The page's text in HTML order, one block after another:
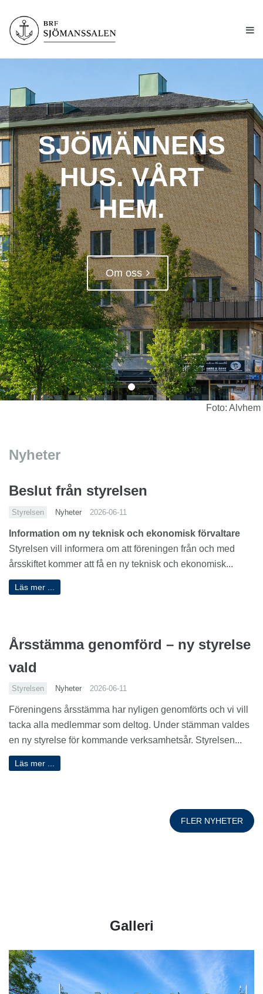
SJÖMÄNNENS
HUS. VÅRT
HEM.
Om oss
Foto: Alvhem
Nyheter
Beslut från styrelsen
Styrelsen Nyheter 2026-06-11
Information om ny teknisk och ekonomisk förvaltare
Styrelsen vill informera om att föreningen från och med
årsskiftet kommer att få en ny teknisk och ekonomisk...
Läs mer ...
Årsstämma genomförd – ny styrelse
vald
Styrelsen Nyheter 2026-06-11
Föreningens årsstämma har nyligen genomförts och vi vill
tacka alla medlemmar som deltog. Under stämman valdes
en ny styrelse för kommande verksamhetsår. Styrelsen...
Läs mer ...
FLER NYHETER
Galleri